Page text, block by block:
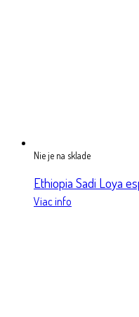
Nie je na sklade
Ethiopia Sadi Loya
Viac info